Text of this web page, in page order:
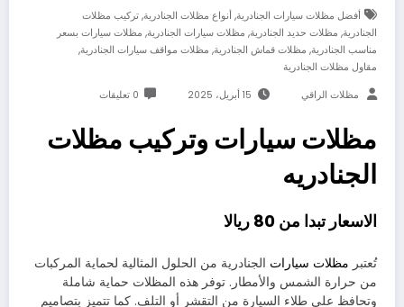
أفضل مظلات سيارات الجنادرية, أنواع مظلات الجنادرية, تركيب مظلات
الجنادرية, مظلات حديد الجنادرية, مظلات سيارات الجنادرية, مظلات سيارات بسعر
مناسب الجنادرية, مظلات قماش الجنادرية, مظلات مواقف سيارات الجنادرية,
مقاول مظلات الجنادرية
مظلات الراقي 15 أبريل، 2025 0 تعليقات
مظلات سيارات وتركيب مظلات
الجنادريه
الاسعار تبدا من 80 ريالا
تُعتبر مظلات سيارات الجنادرية من الحلول المثالية لحماية المركبات
من حرارة الشمس والأمطار. توفر هذه المظلات حماية شاملة
وتحافظ على طلاء السيارة من التقشر أو التلف. كما تتميز بتصاميم